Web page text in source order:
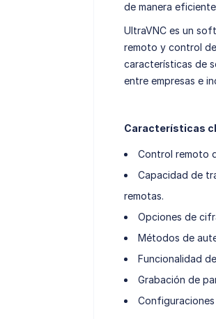
de manera
UltraVNC es un
remoto y control
características de
entre empresas e
Características
Control remoto
Capacidad de
remotas.
Opciones de
Métodos de
Funcionalidad
Grabación de